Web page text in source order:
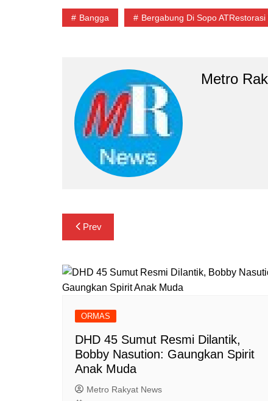
Bangga Bergabung Di Sopo ATRestorasi
Metro
Navigasi
pos
Prev
ORMAS
DHD 45 Sumut Resmi Dilantik,
Bobby Nasution: Gaungkan Spirit
Anak Muda
Metro Rakyat News